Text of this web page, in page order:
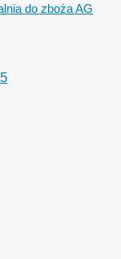
do zboża AG